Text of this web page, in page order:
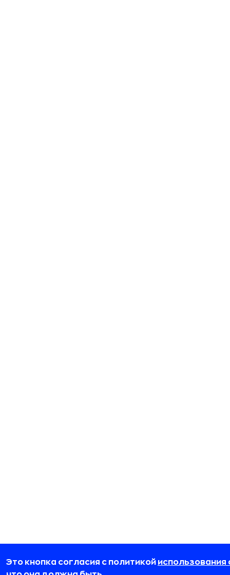
Это кнопка согласия с политикой использования